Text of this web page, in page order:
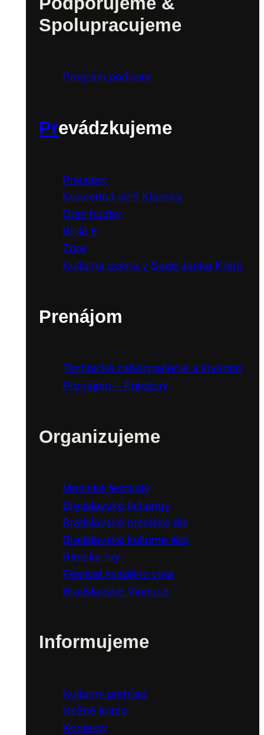
Spolupracujeme
Program podpory
Prevádzkujeme
Priestory
Koncertná sieň Klarisky
Dom hudby
Biela 6
Zora
Kultúrna scéna v Sade Janka Kráľa
Prenájom
Technické zabezpečenie a inventár
Prenájom – Priestory
Organizujeme
Mestské festivaly
Bratislavské fašiangy
Bratislavské mestské dni
Bratislavské kultúrne leto
Rímske hry
Festival mladého vína
Bratislavské Vianoce
Informujeme
Kultúrny prehľad
Nežné korzo
Kontexty